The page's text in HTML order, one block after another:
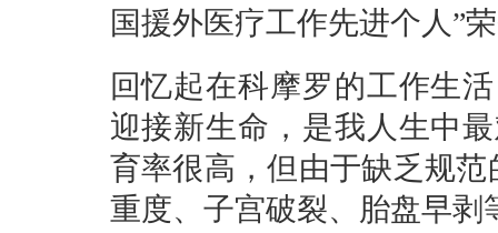
国援外医疗工作先进个人”
回忆起在科摩罗的工作生
迎接新生命，是我人生中
育率很高，但由于缺乏规
重度、子宫破裂、胎盘早剥